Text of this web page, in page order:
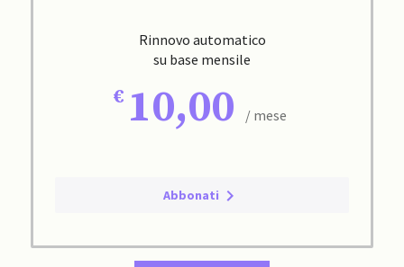
Rinnovo automatico
su base mensile
10,00 / mese
Abbonati